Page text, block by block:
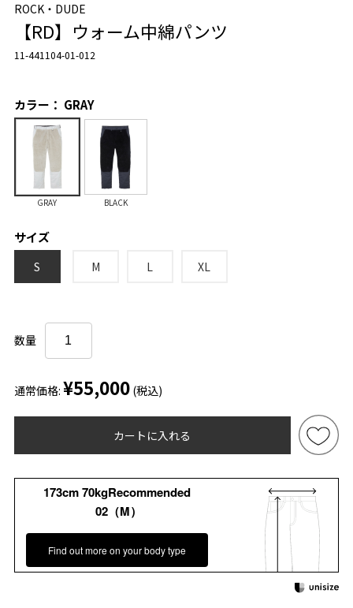
ROCK・DUDE
【RD】ウォーム中綿パンツ
11-441104-01-012
カラー： GRAY
GRAY BLACK
サイズ
S M L XL
数量
通常価格: ¥55,000 (税込)
カートに入れる
173cm 70kgRecommended
02（M）
Find out more on your body type